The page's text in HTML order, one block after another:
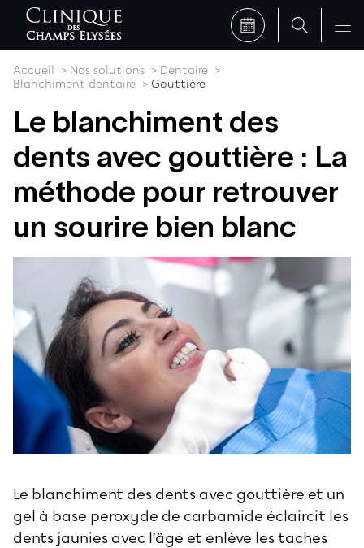
Accueil Nos solutions
Dentaire
Blanchiment dentaire
Gouttière
Le blanchiment des
dents avec gouttière : La
méthode pour retrouver
un sourire bien blanc
Le blanchiment des dents avec gouttière et un
gel à base peroxyde de carbamide éclaircit les
dents jaunies avec l’âge et enlève les taches